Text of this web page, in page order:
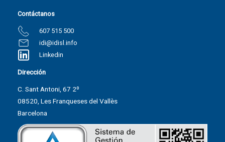
Contáctanos
607 515 500
idi@idisl.info
Linkedin
Dirección
C. Sant Antoni, 67 2º
08520, Les Franqueses del Vallès
Barcelona